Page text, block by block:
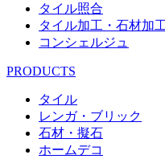
タイル照合
タイル加工・石材加
コンシェルジュ
PRODUCTS
タイル
レンガ・ブリック
石材・擬石
ホームデコ